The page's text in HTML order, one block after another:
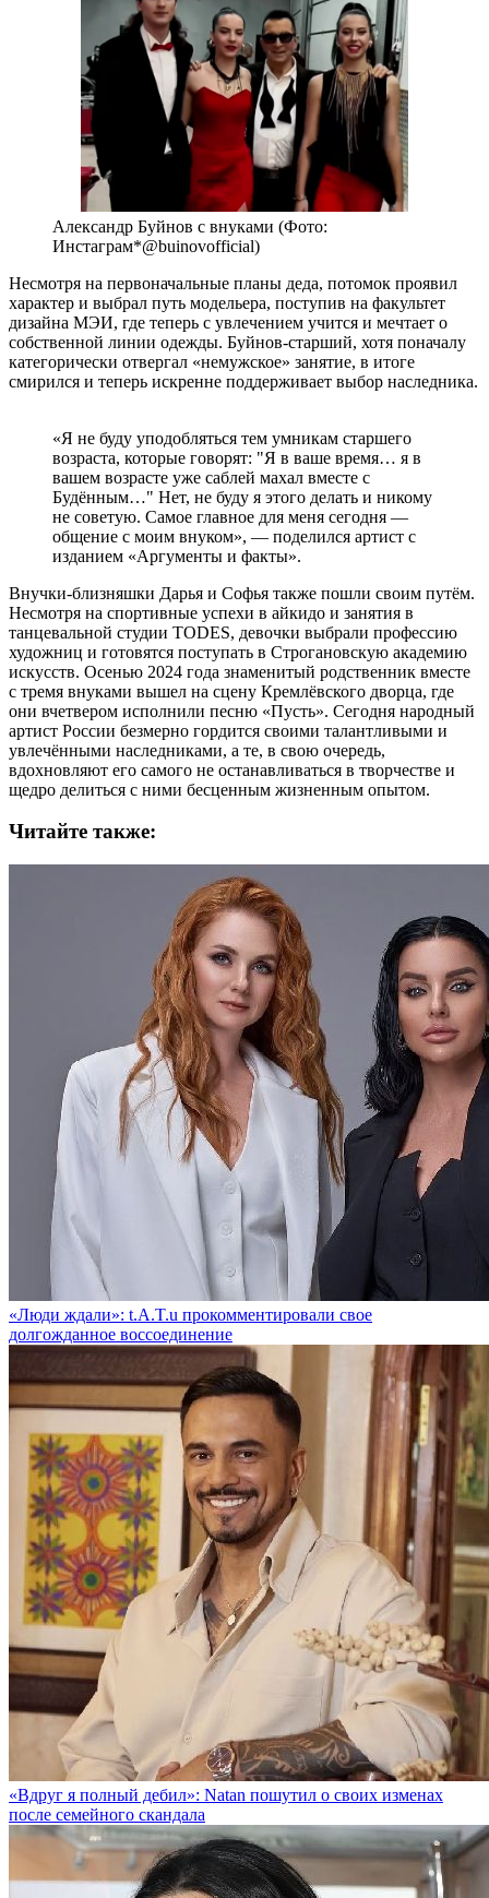
Александр Буйнов с внуками (Фото:
Инстаграм*@buinovofficial)
Несмотря на первоначальные планы деда, потомок проявил
характер и выбрал путь модельера, поступив на факультет
дизайна МЭИ, где теперь с увлечением учится и мечтает о
собственной линии одежды. Буйнов-старший, хотя поначалу
категорически отвергал «немужское» занятие, в итоге
смирился и теперь искренне поддерживает выбор наследника.
«Я не буду уподобляться тем умникам старшего
возраста, которые говорят: "Я в ваше время… я в
вашем возрасте уже саблей махал вместе с
Будённым…" Нет, не буду я этого делать и никому
не советую. Самое главное для меня сегодня —
общение с моим внуком», — поделился артист с
изданием «Аргументы и факты».
Внучки-близняшки Дарья и Софья также пошли своим путём.
Несмотря на спортивные успехи в айкидо и занятия в
танцевальной студии TODES, девочки выбрали профессию
художниц и готовятся поступать в Строгановскую академию
искусств. Осенью 2024 года знаменитый родственник вместе
с тремя внуками вышел на сцену Кремлёвского дворца, где
они вчетвером исполнили песню «Пусть». Сегодня народный
артист России безмерно гордится своими талантливыми и
увлечёнными наследниками, а те, в свою очередь,
вдохновляют его самого не останавливаться в творчестве и
щедро делиться с ними бесценным жизненным опытом.
Читайте также:
«Люди ждали»: t.A.T.u прокомментировали свое
долгожданное воссоединение
«Вдруг я полный дебил»: Natan пошутил о своих изменах
после семейного скандала